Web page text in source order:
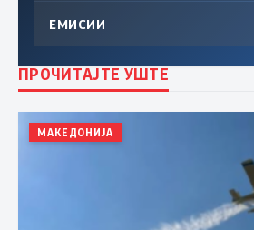
ЕМИСИИ
ПРОЧИТАЈТЕ УШТЕ
МАКЕДОНИЈА